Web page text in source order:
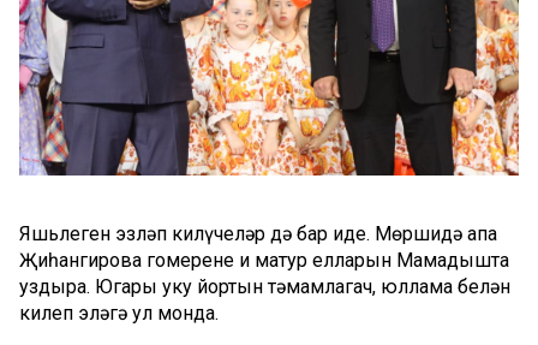
Яшьлеген эзләп килүчеләр дә бар иде. Мөршидә апа
Җиһангирова гомеренең иң матур елларын Мамадышта
уздыра. Югары уку йортын тәмамлагач, юллама белән
килеп эләгә ул монда.